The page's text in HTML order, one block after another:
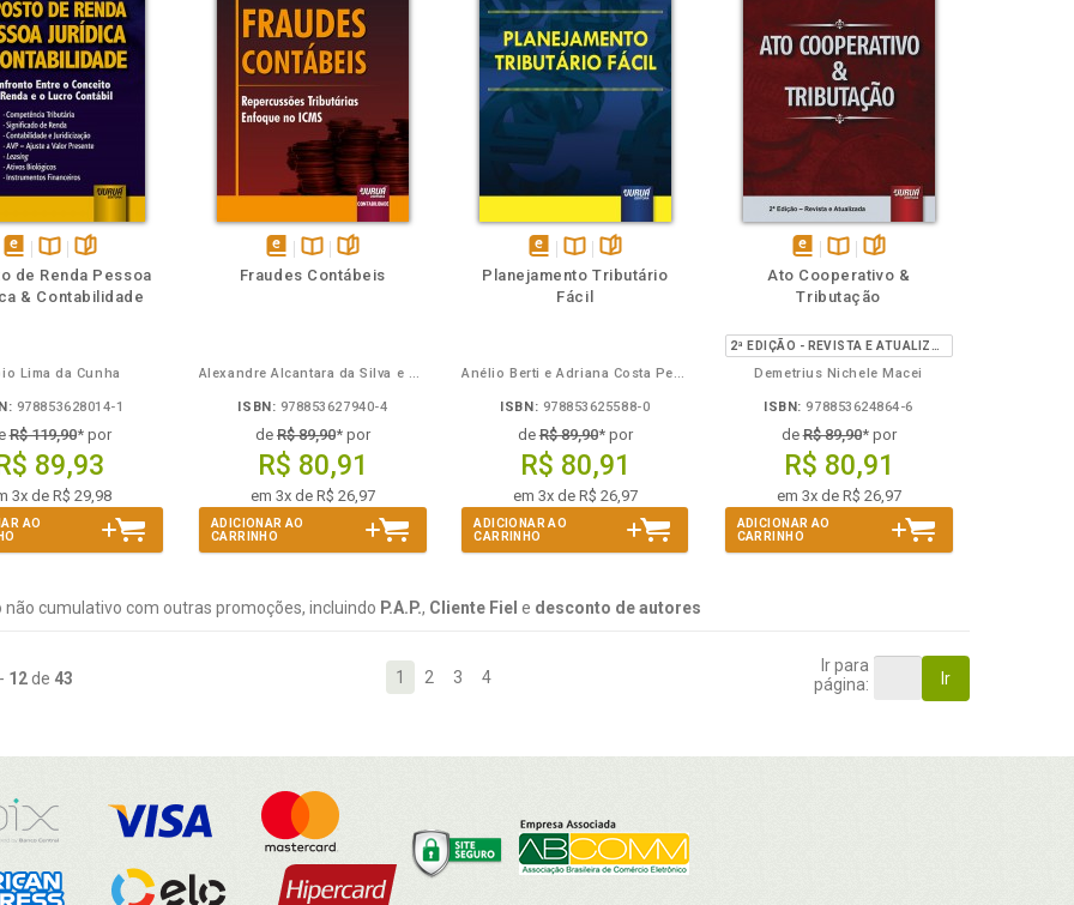
disponível
em
Disponível
na
páginas
de Renda Pessoa
& Contabilidade
Lima da Cunha
978853628014-1
R$ 119,90* por
R$ 89,93
3x de R$ 29,98
AO
disponívelDisponível
páginas
Fraudes Contábeis
Alexandre Alcantara da Silva e Anderson Freitas de Cerqueira
ISBN: 978853627940-4
de R$ 89,90* por
R$ 80,91
em 3x de R$ 26,97
ADICIONAR AO
CARRINHO
disponívelDisponível
na
páginas
Planejamento Tributário
Fácil
Anélio Berti e Adriana Costa Pereira Berti
ISBN: 978853625588-0
deR$ 89,90* por
R$ 80,91
em 3x de R$ 26,97
ADICIONAR AO
CARRINHO
disponível
em
Também
Disponível
na
Folheie
páginas
Ato Cooperativo &
Tributação
Demetrius Nichele Macei
ISBN: 978853624864-6
deR$ 89,90* por
R$ 80,91
em 3x de R$ 26,97
ADICIONAR AO
CARRINHO
não cumulativo com outras promoções, incluindo P.A.P., Cliente Fiel e desconto de autores
- 12de 43 1 2 3 4
Ir para
página:
Ir